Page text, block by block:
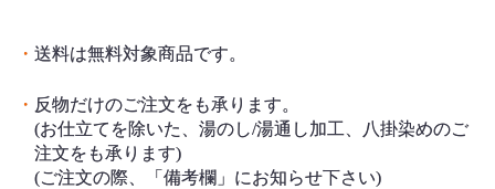
・ 送料は無料対象商品です。
・ 反物だけのご注文をも承ります。
(お仕立てを除いた、湯のし/湯通し加工、八掛染めのご
注文をも承ります)
(ご注文の際、「備考欄」にお知らせ下さい)